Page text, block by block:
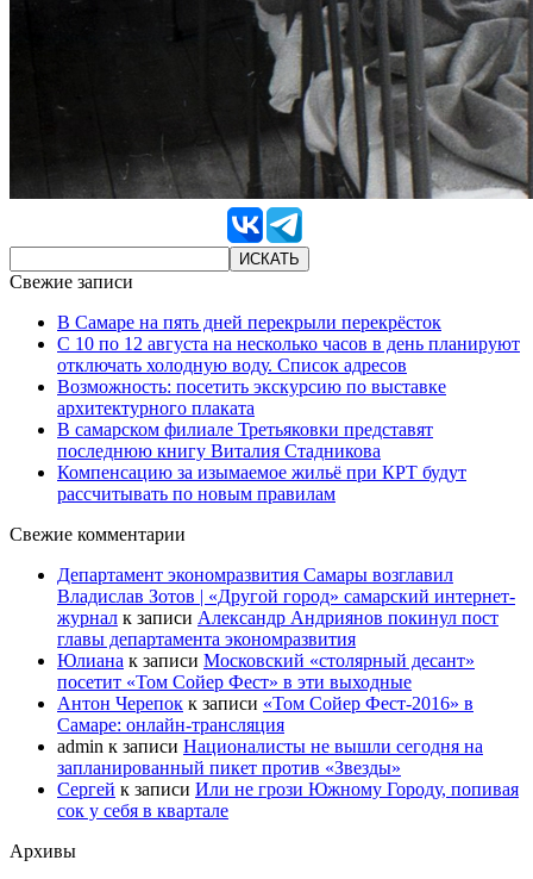
Свежие записи
В Самаре на пять дней перекрыли перекрёсток
С 10 по 12 августа на несколько часов в день планируют
отключать холодную воду. Список адресов
Возможность: посетить экскурсию по выставке
архитектурного плаката
В самарском филиале Третьяковки представят
последнюю книгу Виталия Стадникова
Компенсацию за изымаемое жильё при КРТ будут
рассчитывать по новым правилам
Свежие комментарии
Департамент экономразвития Самары возглавил
Владислав Зотов | «Другой город» самарский интернет-
журнал к записи Александр Андриянов покинул пост
главы департамента экономразвития
Юлиана к записи Московский «столярный десант»
посетит «Том Сойер Фест» в эти выходные
Антон Черепок к записи «Том Сойер Фест-2016» в
Самаре: онлайн-трансляция
admin к записи Националисты не вышли сегодня на
запланированный пикет против «Звезды»
Сергей к записи Или не грози Южному Городу, попивая
сок у себя в квартале
Архивы